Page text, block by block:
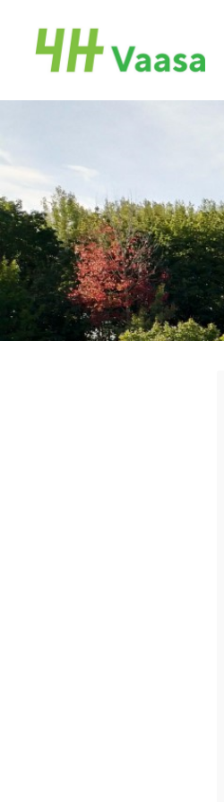
sivun
sisältöön
Vaasan 4H-yhdistys